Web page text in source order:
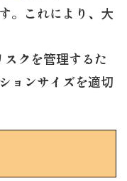
。これにより、大
スクを管理するた
ョンサイズを適切